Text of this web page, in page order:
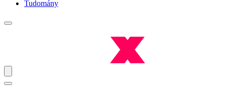
Tudomány